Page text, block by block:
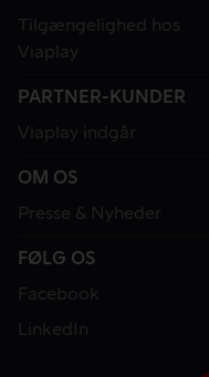
Tilgængelighed hos
Viaplay
PARTNER-KUNDER
Viaplay indgår
OM OS
Presse & Nyheder
FØLG OS
Facebook
LinkedIn